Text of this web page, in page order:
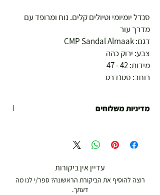
סנדל יומיומי וטיולים קלים. נוח ומרופד עם
מדרך עור
דגם: CMP Sandal Almaak
צבע: ירוק כהה
מידות: 42 - 47
רוחב: סטנדרט
מדיניות משלוחים
19.00 ₪
עדיין אין ביקורות
רוצה להוסיף את הביקורת הראשונה? ספר/י לנו מה
דעתך.